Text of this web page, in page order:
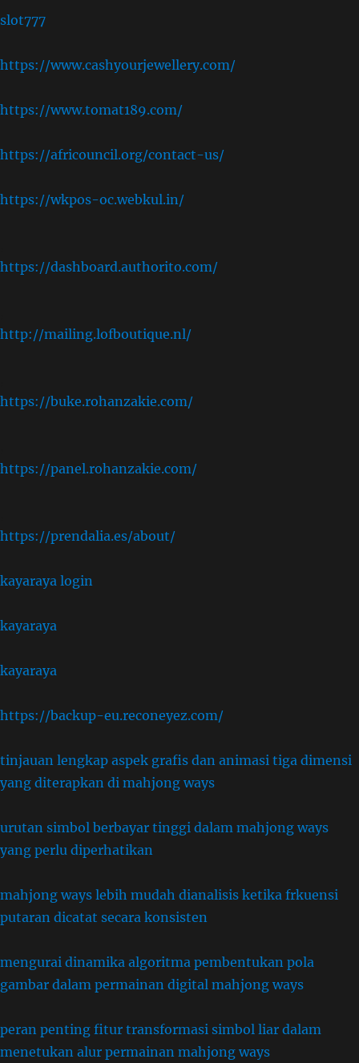
slot777
https://www.cashyourjewellery.com/
https://www.tomat189.com/
https://africouncil.org/contact-us/
https://wkpos-oc.webkul.in/
https://dashboard.authorito.com/
http://mailing.lofboutique.nl/
https://buke.rohanzakie.com/
https://panel.rohanzakie.com/
https://prendalia.es/about/
kayaraya login
kayaraya
kayaraya
https://backup-eu.reconeyez.com/
tinjauan lengkap aspek grafis dan animasi tiga dimensi
yang diterapkan di mahjong ways
urutan simbol berbayar tinggi dalam mahjong ways
yang perlu diperhatikan
mahjong ways lebih mudah dianalisis ketika frkuensi
putaran dicatat secara konsisten
mengurai dinamika algoritma pembentukan pola
gambar dalam permainan digital mahjong ways
peran penting fitur transformasi simbol liar dalam
menetukan alur permainan mahjong ways